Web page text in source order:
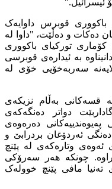
ئیسرائیل."
قوبرس داوایەک
دەکات و دەڵێت، "داوا لە
تورکیای باکووری
بە ئیدارەی قوبرسی
سەربەخۆیی خۆی لە
قسەکانی بەڵام نزیکەی
دواتر دەنگەکەی
پەیوەندییەکانی دەرەوەی
ئەردۆغان بردرابێ و
وتارەکەی لە پێنچ
چونکە هەر سەرۆکی
تەنیا مافی پێنچ خوولەک